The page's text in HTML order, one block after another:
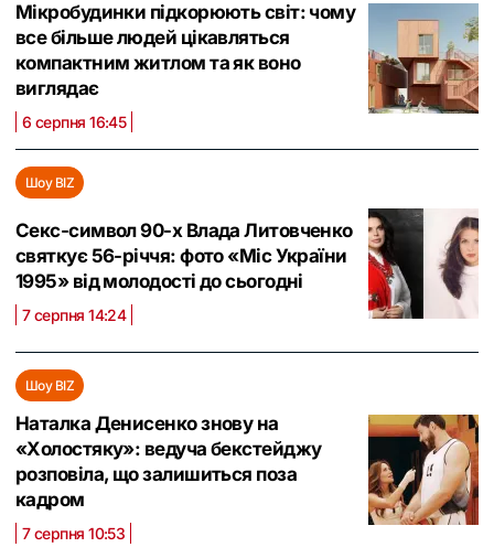
Мікробудинки підкорюють світ: чому
все більше людей цікавляться
компактним житлом та як воно
виглядає
6 серпня 16:45
Шоу BIZ
Секс-символ 90-х Влада Литовченко
святкує 56-річчя: фото «Міс України
1995» від молодості до сьогодні
7 серпня 14:24
Шоу BIZ
Наталка Денисенко знову на
«Холостяку»: ведуча бекстейджу
розповіла, що залишиться поза
кадром
7 серпня 10:53